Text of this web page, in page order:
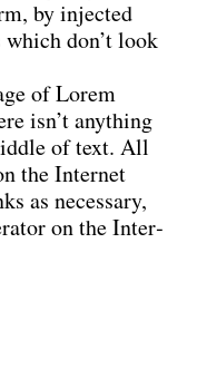
by injec­ted
don’t look
of Lorem
isn’t any­thing
of text. All
the Inter­net
as neces­sa­ry,
on the Inter­